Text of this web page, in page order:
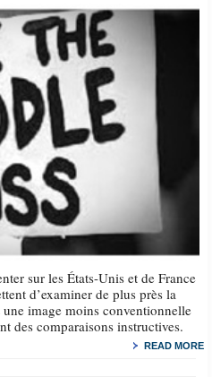
sur les États-Unis et de France
d’examiner de plus près la
image moins conventionnelle
des comparaisons instructives.
READ MORE